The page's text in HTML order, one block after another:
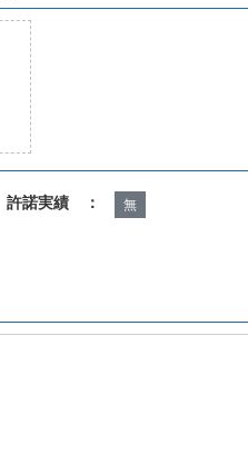
許諾実績 ： 無